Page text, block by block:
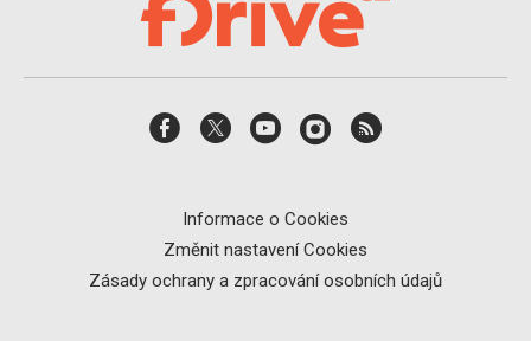
Informace o Cookies
Změnit nastavení Cookies
Zásady ochrany a zpracování osobních údajů